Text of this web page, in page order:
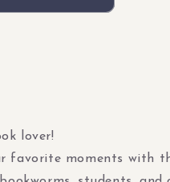
lover!
favorite moments with